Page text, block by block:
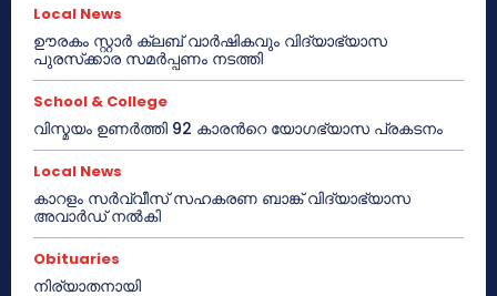
Local News
ഊരകം സ്റ്റാർ ക്ലബ് വാർഷികവും വിദ്യാഭ്യാസ
പുരസ്‌ക്കാര സമർപ്പണം നടത്തി
School & College
വിസ്മയം ഉണർത്തി 92 കാരൻറെ യോഗഭ്യാസ പ്രകടനം
Local News
കാറളം സർവ്വീസ് സഹകരണ ബാങ്ക് വിദ്യാഭ്യാസ
അവാർഡ് നൽകി
Obituaries
നിര്യാതനായി